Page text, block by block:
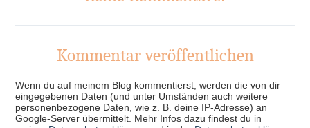
Kommentar veröffentlichen
Wenn du auf meinem Blog kommentierst, werden die von dir
eingegebenen Daten (und unter Umständen auch weitere
personenbezogene Daten, wie z. B. deine IP-Adresse) an
Google-Server übermittelt. Mehr Infos dazu findest du in